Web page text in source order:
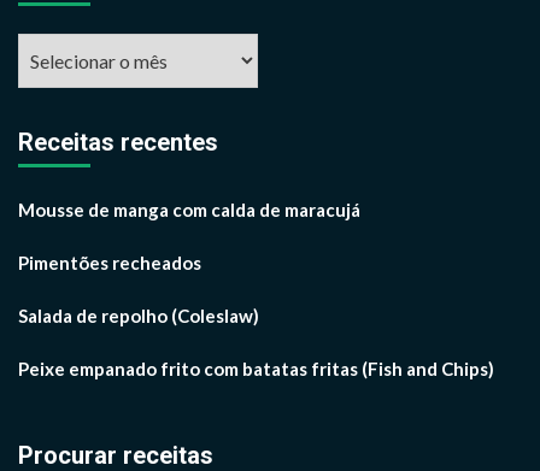
Receitas recentes
Mousse de manga com calda de maracujá
Pimentões recheados
Salada de repolho (Coleslaw)
Peixe empanado frito com batatas fritas (Fish and Chips)
Procurar receitas